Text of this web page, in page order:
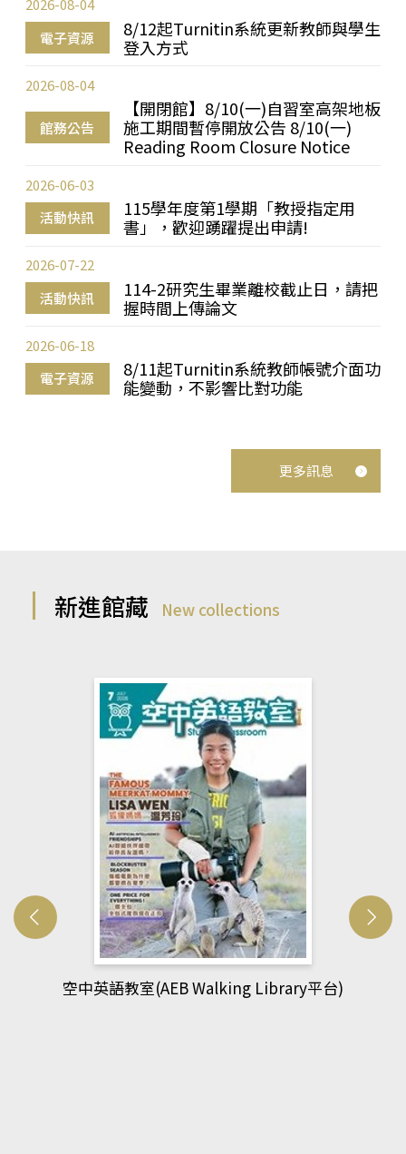
電子資源
8/12起Turnitin系統更新教師與學生
登入方式
2026-08-04
館務公告
【開閉館】8/10(一)自習室高架地板
施工期間暫停開放公告 8/10(一)
Reading Room Closure Notice
2026-08-04
活動快訊
115學年度第1學期「教授指定用
書」，歡迎踴躍提出申請!
2026-06-03
活動快訊
114-2研究生畢業離校截止日，請把
握時間上傳論文
2026-07-22
電子資源
8/11起Turnitin系統教師帳號介面功
能變動，不影響比對功能
2026-06-18
更多訊息
新進館藏 New collections
網管人(kono平台)